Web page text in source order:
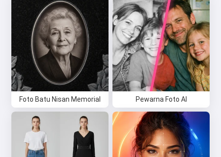
Foto Batu Nisan Memorial Pewarna Foto AI